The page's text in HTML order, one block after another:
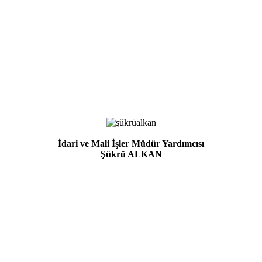
İdari ve Mali İşler Müdür Yardımcısı
Şükrü ALKAN